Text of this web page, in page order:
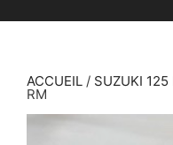
ACCUEIL / SUZUKI
RM